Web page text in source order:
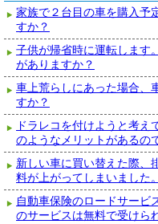
家族で２台目の車を購入予
すか？
子供が帰省時に運転します
がありますか？
車上荒らしにあった場合、
すか？
ドラレコを付けようと考
のようなメリットがあるの
新しい車に買い替えた際、
料が上がってしまいました
自動車保険のロードサービ
のサービスは無料で受けら